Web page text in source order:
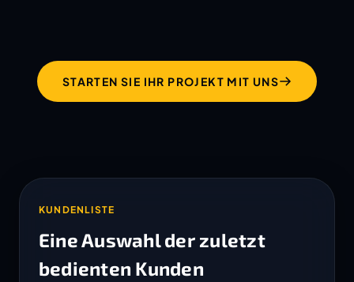
STARTEN SIE IHR PROJEKT MIT UNS
KUNDENLISTE
Eine Auswahl der zuletzt
bedienten Kunden